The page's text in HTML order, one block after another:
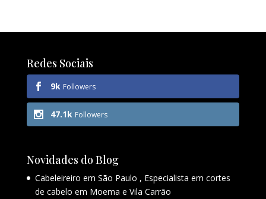
Redes Sociais
9k Followers
47.1k Followers
Novidades do Blog
Cabeleireiro em São Paulo , Especialista em cortes
de cabelo em Moema e Vila Carrão